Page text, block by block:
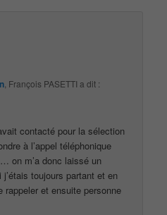
, François PASETTI a dit :
contacté pour la sélection
à l’appel téléphonique
on m’a donc laissé un
toujours partant et en
rappeler et ensuite personne